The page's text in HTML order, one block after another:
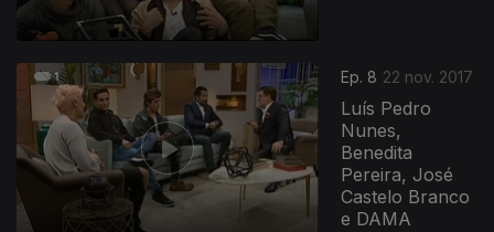
Ep. 8 22 nov. 2017
Luís Pedro
Nunes,
Benedita
Pereira, José
Castelo Branco
e DAMA